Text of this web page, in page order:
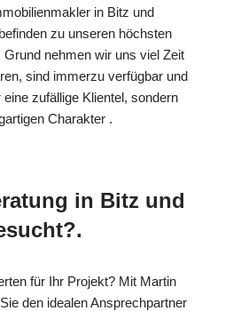
in Bitz und
zu unseren höchsten
nehmen wir uns viel Zeit
sind immerzu verfügbar und
zufällige Klientel, sondern
Charakter .
in Bitz und
für Ihr Projekt? Mit Martin
den idealen Ansprechpartner